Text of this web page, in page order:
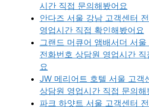
시간 직접 문의해봤어요
안다즈 서울 강남 고객센터
영업시간 직접 확인해봤어요
그랜드 머큐어 앰배서더 서
전화번호 상담원 영업시간 직
요
JW 메리어트 호텔 서울 고객
상담원 영업시간 직접 문의해
파크 하얏트 서울 고객센터